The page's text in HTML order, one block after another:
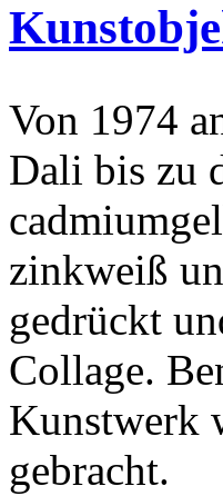
Von 1974
Dali bis zu
zinkweiß
gedrückt
Collage.
Kunstwerk
gebracht.